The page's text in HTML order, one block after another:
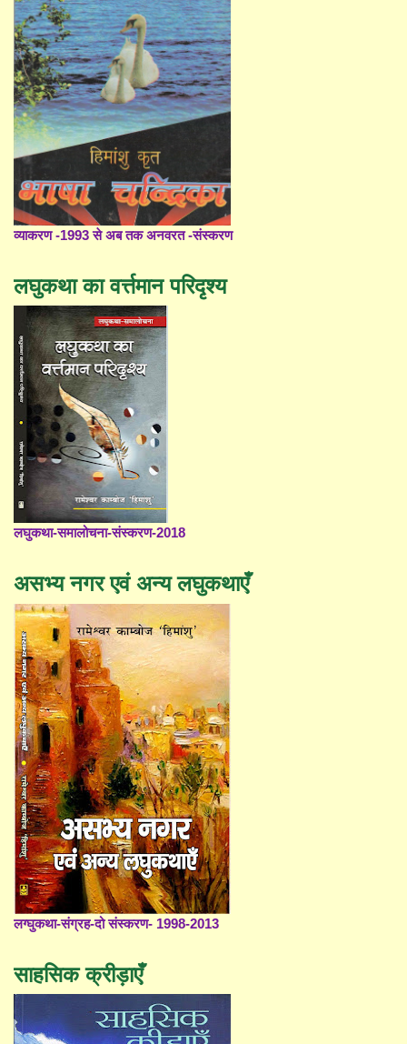
व्याकरण -1993 से अब तक अनवरत -संस्करण
लघुकथा का वर्त्तमान परिदृश्य
लघुकथा-समालोचना-संस्करण-2018
असभ्य नगर एवं अन्य लघुकथाएँ
लग्घुकथा-संग्रह-दो संस्करण- 1998-2013
साहसिक क्रीड़ाएँ